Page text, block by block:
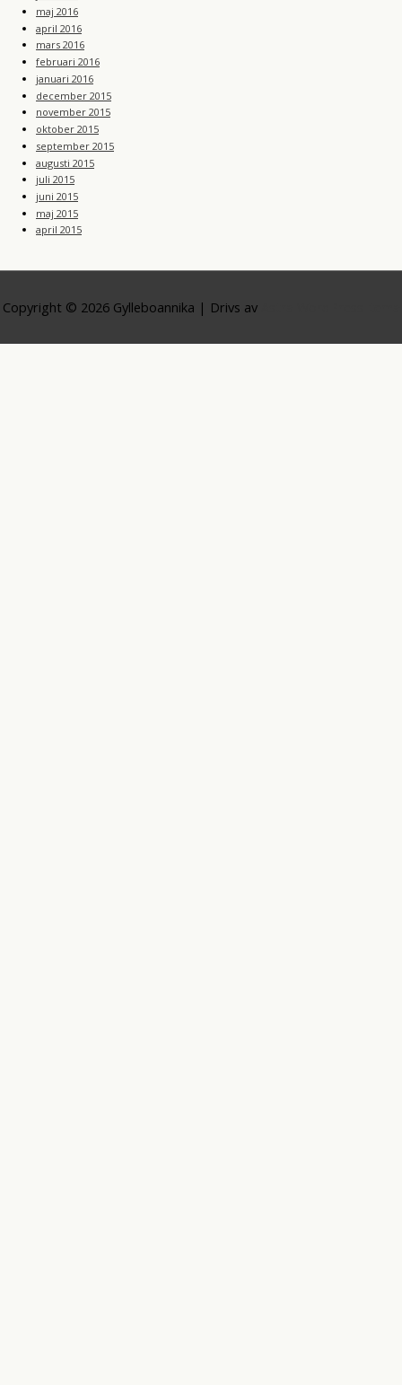
maj 2016
april 2016
mars 2016
februari 2016
januari 2016
december 2015
november 2015
oktober 2015
september 2015
augusti 2015
juli 2015
juni 2015
maj 2015
april 2015
Copyright © 2026 Gylleboannika | Drivs av